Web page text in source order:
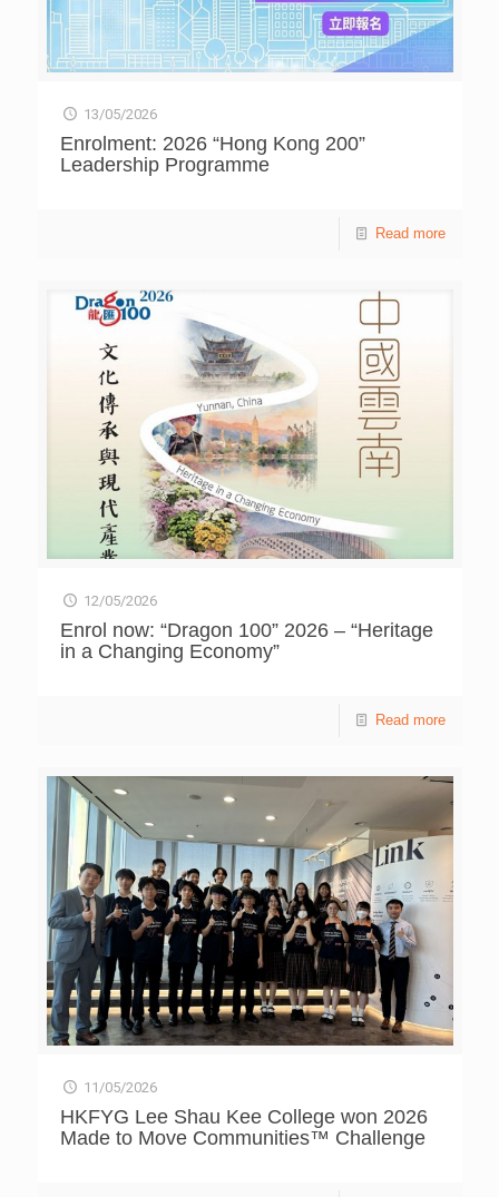
「機關整合賽（進階組）」——以故事性機關呈現低碳生活
以「綠色動力：單車與低碳生活」為題，隊伍須運用機關王
積木及環保物料，設計及搭建具故事性的連鎖機械裝置。高
小、初中和高中組冠軍分別由中華基督教會灣仔堂基道小學
「機關整合賽（進階組）」的高小組冠軍中華基督教會灣
仔堂基道小學（九龍城）的作品「小綠外賣」，利用連鎖機
關敘述發明家改造城市的歷程，藉此啟發大眾實踐綠色轉
型。高中組冠軍福建中學的作品「踩向低碳 Cycle to
項賽事之優勝隊伍將於8月代表香港赴泰國參加「世界機關
個季軍，成績卓越，反映香港學生的科學能力備受國際肯
定。 「香港機關王競賽」由香港青年協會主辦，獲創新科
技署贊助、Babyboom Learning Co., Ltd.及智高實業股份有
限公司的鼎力支持，並由大專院校及科技公司的專業人士擔
任評判，為學生提供寶貴意見，協助他們深入了解全球環境
挑戰及可持續發展的議題。 自2010年起，競賽已累計吸引
超過3,500名中、小學生及190間學校參與，深受學界支持。
詳情可瀏覽網站ce.hkfyg.org.hk。 青協「香港機關王競賽
2025/26」得獎名單 「積木創客盃」 獎項 學校 冠軍 優才
（楊殷有娣）書院小學部 亞軍 循道衞理聯合教會亞斯理衞
理小學 季軍 筲箕灣崇真學校 殿軍 慈雲山天主教小學 荃灣潮
州公學 （第一隊） 聖公會青衣邨何澤芸小學（第一隊） 沙
田崇真學校（第一隊） 潮陽百欣小學（第一隊） 中華基督
（第三隊） 荃灣潮州公學 潮陽百欣小學（第二隊） 沙田崇
真學校（第二隊） 保良局錦泰小學 聖公會聖馬太小學 機
關整合賽（基礎組） 獎項 隊伍編號 學校名稱 高小組 冠軍
GMB_SP22 天水圍循道衞理小學（第一隊） 亞軍
GMB_SP12 筲箕灣崇真學校 GMB_SP16 中華基督教會灣仔
亞軍 GMB_JS02 五旬節聖潔會永光書院 季軍 GMB_JS06 博
愛醫院陳楷紀念中學（第一隊） 殿軍 GMB_JS12 福建中學
高中組 冠軍 GMB_SS03 東涌天主教學校 亞軍[…]
13/05/2026
Enrolment: 2026 “Hong Kong 200”
Leadership Programme
Read more
12/05/2026
Enrol now: “Dragon 100” 2026 – “Heritage
in a Changing Economy”
Read more
11/05/2026
HKFYG Lee Shau Kee College won 2026
Made to Move Communities™ Challenge